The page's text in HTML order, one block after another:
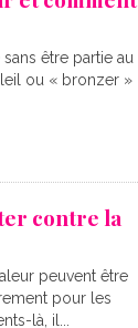
sans être partie au
ou « bronzer »
contre la
peuvent être
pour les
là, il...